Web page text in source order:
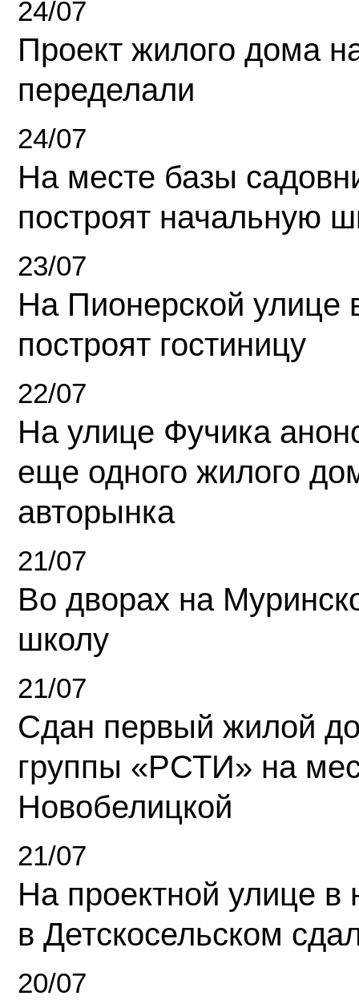
24/07
Проект жилого дома
переделали
24/07
На месте базы
построят начальную
23/07
На Пионерской улице
построят гостиницу
22/07
На улице Фучика
еще одного жилого
авторынка
21/07
Во дворах на
школу
21/07
Сдан первый жилой
группы «РСТИ» на
Новобелицкой
21/07
На проектной улице
в Детскосельском
20/07